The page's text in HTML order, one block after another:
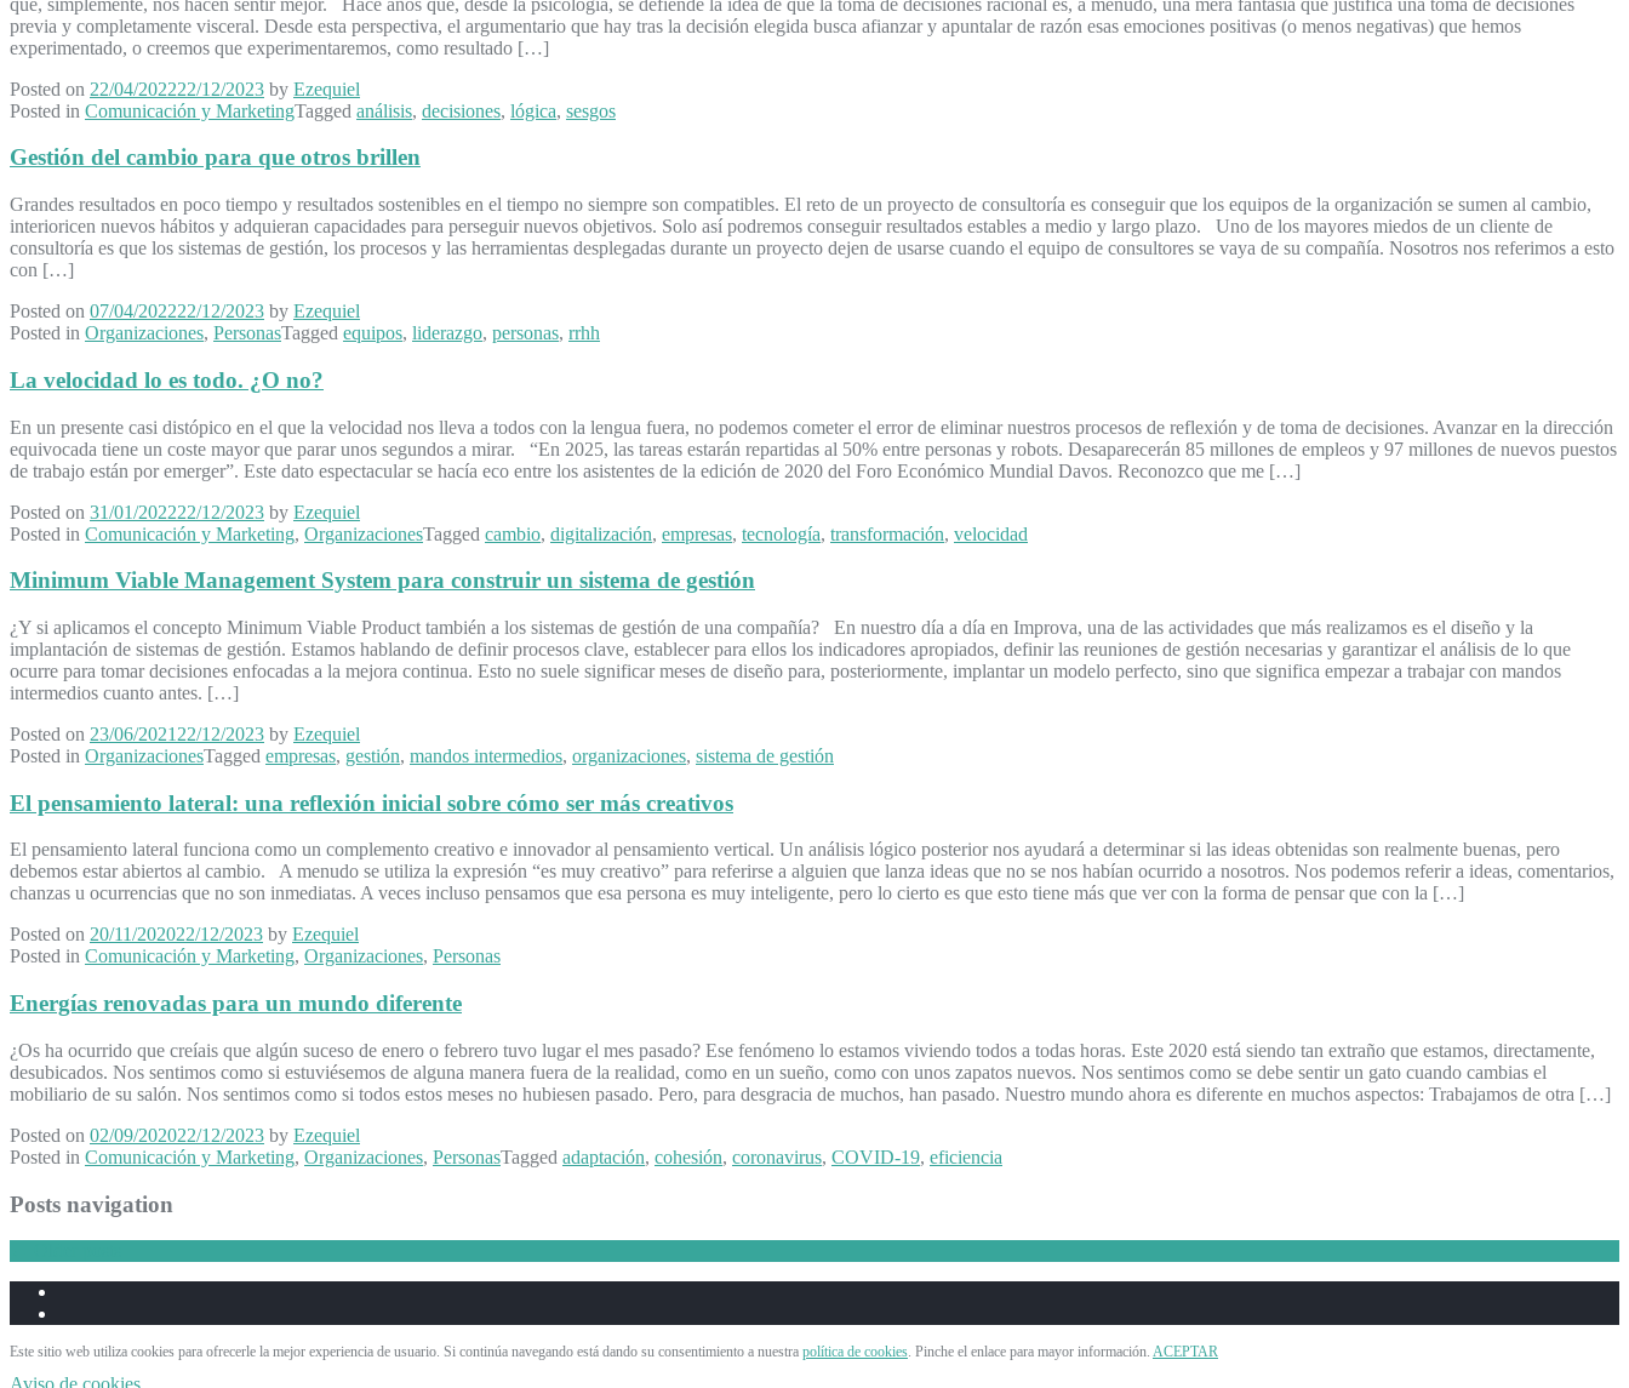
previa y completamente visceral. Desde esta perspectiva, el argumentario que hay tras la decisión elegida busca afianzar y apuntalar de razón esas emociones positivas (o menos negativas) que hemos
experimentado, o creemos que experimentaremos, como resultado […]
Posted on 22/04/202222/12/2023 by Ezequiel
Posted in Comunicación y MarketingTagged análisis, decisiones, lógica, sesgos
Gestión del cambio para que otros brillen
Grandes resultados en poco tiempo y resultados sostenibles en el tiempo no siempre son compatibles. El reto de un proyecto de consultoría es conseguir que los equipos de la organización se sumen al cambio,
interioricen nuevos hábitos y adquieran capacidades para perseguir nuevos objetivos. Solo así podremos conseguir resultados estables a medio y largo plazo. Uno de los mayores miedos de un cliente de
consultoría es que los sistemas de gestión, los procesos y las herramientas desplegadas durante un proyecto dejen de usarse cuando el equipo de consultores se vaya de su compañía. Nosotros nos referimos a esto
con […]
Posted on 07/04/202222/12/2023 by Ezequiel
Posted in Organizaciones, PersonasTagged equipos, liderazgo, personas, rrhh
La velocidad lo es todo. ¿O no?
En un presente casi distópico en el que la velocidad nos lleva a todos con la lengua fuera, no podemos cometer el error de eliminar nuestros procesos de reflexión y de toma de decisiones. Avanzar en la dirección
equivocada tiene un coste mayor que parar unos segundos a mirar. “En 2025, las tareas estarán repartidas al 50% entre personas y robots. Desaparecerán 85 millones de empleos y 97 millones de nuevos puestos
de trabajo están por emerger”. Este dato espectacular se hacía eco entre los asistentes de la edición de 2020 del Foro Económico Mundial Davos. Reconozco que me […]
Posted on 31/01/202222/12/2023 by Ezequiel
Posted in Comunicación y Marketing, OrganizacionesTagged cambio, digitalización, empresas, tecnología, transformación, velocidad
Minimum Viable Management System para construir un sistema de gestión
¿Y si aplicamos el concepto Minimum Viable Product también a los sistemas de gestión de una compañía? En nuestro día a día en Improva, una de las actividades que más realizamos es el diseño y la
implantación de sistemas de gestión. Estamos hablando de definir procesos clave, establecer para ellos los indicadores apropiados, definir las reuniones de gestión necesarias y garantizar el análisis de lo que
ocurre para tomar decisiones enfocadas a la mejora continua. Esto no suele significar meses de diseño para, posteriormente, implantar un modelo perfecto, sino que significa empezar a trabajar con mandos
intermedios cuanto antes. […]
Posted on 23/06/2021 22/12/2023 by Ezequiel
Posted in OrganizacionesTagged empresas, gestión, mandos intermedios, organizaciones, sistema de gestión
El pensamiento lateral: una reflexión inicial sobre cómo ser más creativos
El pensamiento lateral funciona como un complemento creativo e innovador al pensamiento vertical. Un análisis lógico posterior nos ayudará a determinar si las ideas obtenidas son realmente buenas, pero
debemos estar abiertos al cambio. A menudo se utiliza la expresión “es muy creativo” para referirse a alguien que lanza ideas que no se nos habían ocurrido a nosotros. Nos podemos referir a ideas, comentarios,
chanzas u ocurrencias que no son inmediatas. A veces incluso pensamos que esa persona es muy inteligente, pero lo cierto es que esto tiene más que ver con la forma de pensar que con la […]
Posted on 20/11/202022/12/2023 by Ezequiel
Posted in Comunicación y Marketing, Organizaciones, Personas
Energías renovadas para un mundo diferente
¿Os ha ocurrido que creíais que algún suceso de enero o febrero tuvo lugar el mes pasado? Ese fenómeno lo estamos viviendo todos a todas horas. Este 2020 está siendo tan extraño que estamos, directamente,
desubicados. Nos sentimos como si estuviésemos de alguna manera fuera de la realidad, como en un sueño, como con unos zapatos nuevos. Nos sentimos como se debe sentir un gato cuando cambias el
mobiliario de su salón. Nos sentimos como si todos estos meses no hubiesen pasado. Pero, para desgracia de muchos, han pasado. Nuestro mundo ahora es diferente en muchos aspectos: Trabajamos de otra […]
Posted on 02/09/202022/12/2023 by Ezequiel
Posted in Comunicación y Marketing, Organizaciones, PersonasTagged adaptación, cohesión, coronavirus, COVID-19, eficiencia
Posts navigation
Este sitio web utiliza cookies para ofrecerle la mejor experiencia de usuario. Si continúa navegando está dando su consentimiento a nuestra política de cookies. Pinche el enlace para mayor información. ACEPTAR